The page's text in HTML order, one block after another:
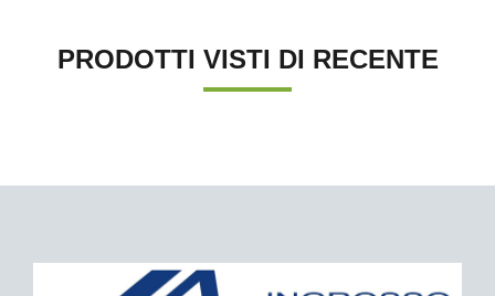
PRODOTTI VISTI DI RECENTE